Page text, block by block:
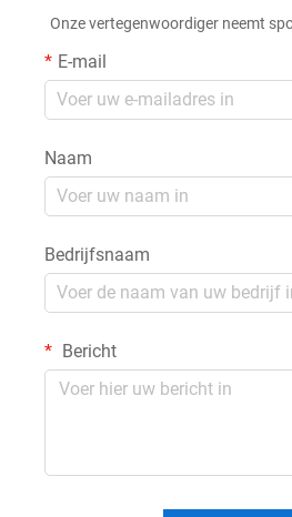
Onze vertegenwoordiger neemt
E-mail
Naam
Bedrijfsnaam
Bericht